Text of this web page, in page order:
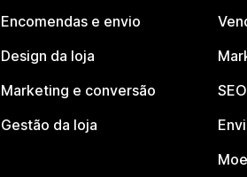
Encomendas e envio
Design da loja
Marketing e conversão
Gestão da loja
SEO